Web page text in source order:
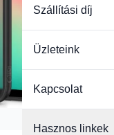
Szállítási díj
Üzleteink
Kapcsolat
Hasznos linkek